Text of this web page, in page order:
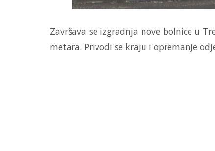
Završava se izgradnja nove bolnice u
metara. Privodi se kraju i opremanje